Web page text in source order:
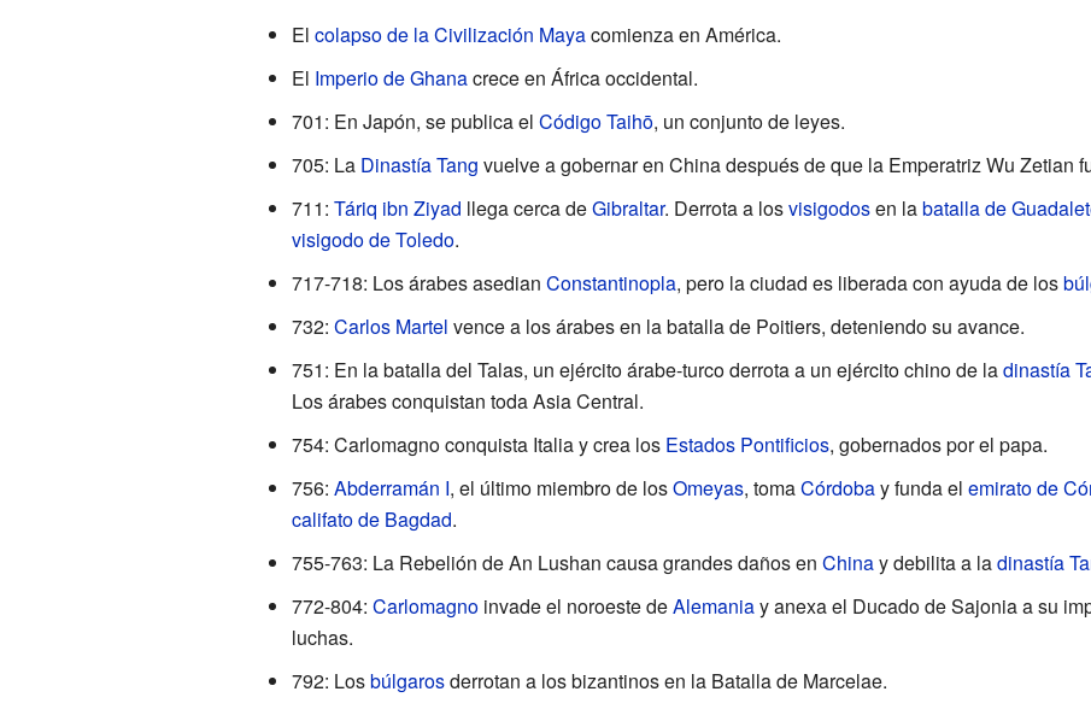
El colapso de la Civilización Mayacomienza en América.
El Imperio de Ghanacrece en África occidental.
701: En Japón, se publica el Código Taihō, un conjunto de leyes.
705: La Dinastía Tang vuelve a gobernar en China después de que la Emperatriz Wu Zetian
711: Táriq ibn Ziyad llega cerca deGibraltar. Derrota a losvisigodosen labatalla de
visigodo de Toledo.
717-718: Los árabes asedian Constantinopla, pero la ciudad es liberada con ayuda de los
732: Carlos Martel vence a los árabes en la batalla de Poitiers, deteniendo su avance.
751: En la batalla del Talas, un ejército árabe-turco derrota a un ejército chino de ladinastía
Los árabes conquistan toda Asia Central.
754: Carlomagno conquista Italia y crea los Estados Pontificios, gobernados por el papa.
756: Abderramán I, el último miembro de losOmeyas, tomaCórdobay funda el emirato de
califato de Bagdad.
755-763: La Rebelión de An Lushan causa grandes daños en Chinay debilita a ladinastía
772-804: Carlomagnoinvade el noroeste deAlemaniay anexa el Ducado de Sajonia a su
luchas.
792: Losbúlgarosderrotan a los bizantinos en la Batalla de Marcelae.